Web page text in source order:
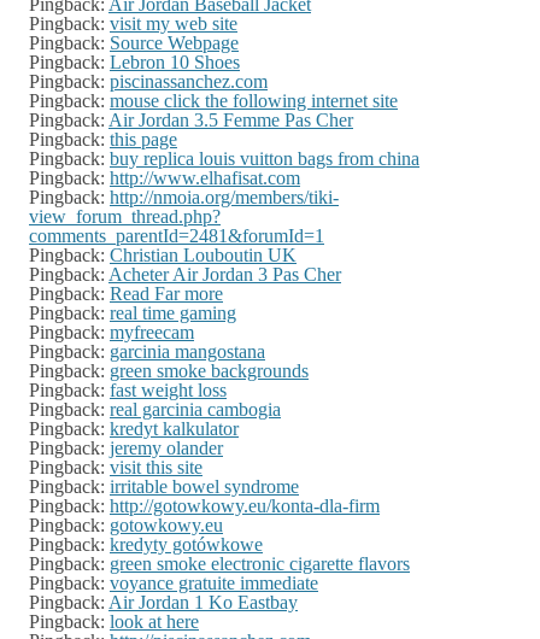
Pingback: visit my web site
Pingback: Source Webpage
Pingback: Lebron 10 Shoes
Pingback: piscinassanchez.com
Pingback: mouse click the following internet site
Pingback: Air Jordan 3.5 Femme Pas Cher
Pingback: this page
Pingback: buy replica louis vuitton bags from china
Pingback: http://www.elhafisat.com
Pingback: http://nmoia.org/members/tiki-
view_forum_thread.php?
comments_parentId=2481&forumId=1
Pingback: Christian Louboutin UK
Pingback: Acheter Air Jordan 3 Pas Cher
Pingback: Read Far more
Pingback: real time gaming
Pingback: myfreecam
Pingback: garcinia mangostana
Pingback: green smoke backgrounds
Pingback: fast weight loss
Pingback: real garcinia cambogia
Pingback: kredyt kalkulator
Pingback: jeremy olander
Pingback: visit this site
Pingback: irritable bowel syndrome
Pingback: http://gotowkowy.eu/konta-dla-firm
Pingback: gotowkowy.eu
Pingback: kredyty gotówkowe
Pingback: green smoke electronic cigarette flavors
Pingback: voyance gratuite immediate
Pingback: Air Jordan 1 Ko Eastbay
Pingback: look at here